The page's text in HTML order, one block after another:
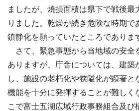
ましたが、焼損面積は県下で戦後最
りました。乾燥が続き危険な時期で
鎮静化を願っていたところでありま
さて、緊急事態から当地域の安全
ありますが、庁舎については、建築
し、施設の老朽化や狭隘化が顕著と
機能を十分に発揮することが難しく
こで富士五湖広域行政事務組合及び